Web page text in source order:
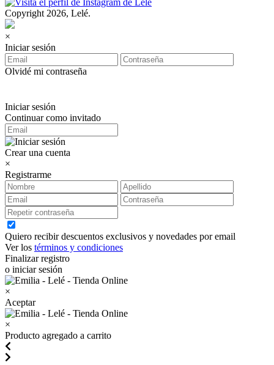
Copyright 2026, Lelé.
×
Iniciar sesión
Olvidé mi contraseña
Iniciar sesión
Continuar como invitado
Crear una cuenta
×
Registrarme
Quiero recibir descuentos exclusivos y novedades por email
Ver los términos y condiciones
Finalizar registro
o iniciar sesión
×
Aceptar
×
Producto agregado a carrito